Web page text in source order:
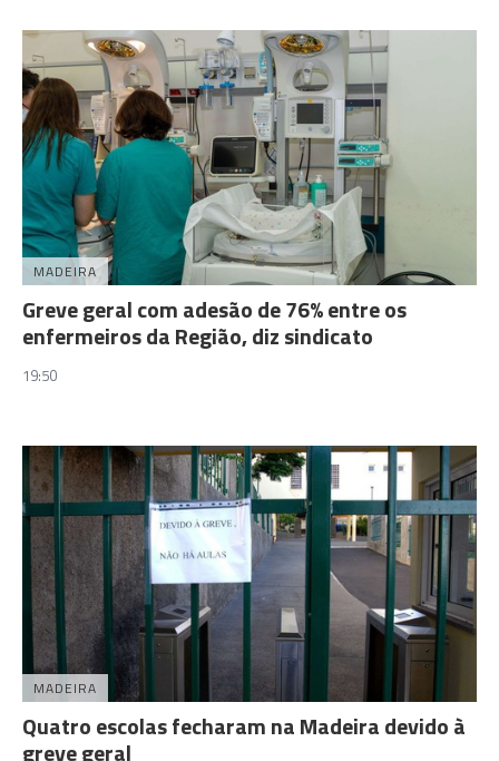
MADEIRA
Greve geral com adesão de 76% entre os
enfermeiros da Região, diz sindicato
19:50
MADEIRA
Quatro escolas fecharam na Madeira devido à
greve geral